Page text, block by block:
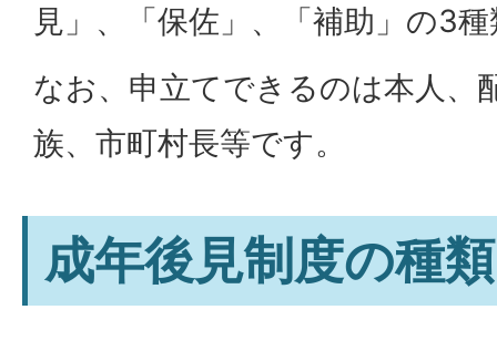
見」、「保佐」、「補助」の3
なお、申立てできるのは本人、
族、市町村長等です。
成年後見制度の種類